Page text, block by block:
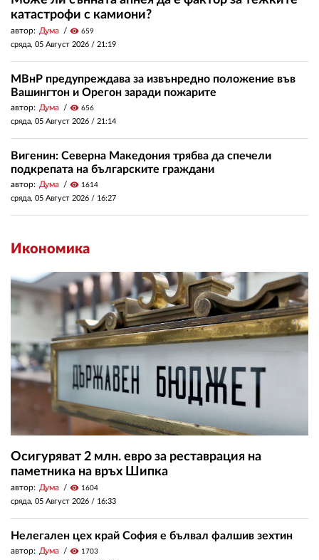
катастрофи с камиони?
автор: Дума visibility 659
сряда, 05 Август 2026 / 21:19
МВнР предупреждава за извънредно положение във
Вашингтон и Орегон заради пожарите
автор: Дума visibility 656
сряда, 05 Август 2026 / 21:14
Вигенин: Северна Македония трябва да спечели
подкрепата на българските граждани
автор: Дума visibility 1614
сряда, 05 Август 2026 / 16:27
Икономика
Осигуряват 2 млн. евро за реставрация на
паметника на връх Шипка
автор: Дума visibility 1604
сряда, 05 Август 2026 / 16:33
Нелегален цех край София е бълвал фалшив зехтин
автор: Дума visibility 1703